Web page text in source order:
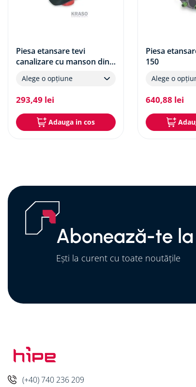
Piesa etansare tevi
canalizare cu manson din
Alege o opțiune
293,49 lei
Adauga in cos
Piesa
150
Alege o
640,88 lei
Abonează-te
Ești la curent cu toate noutățile
(+40) 740 236 209